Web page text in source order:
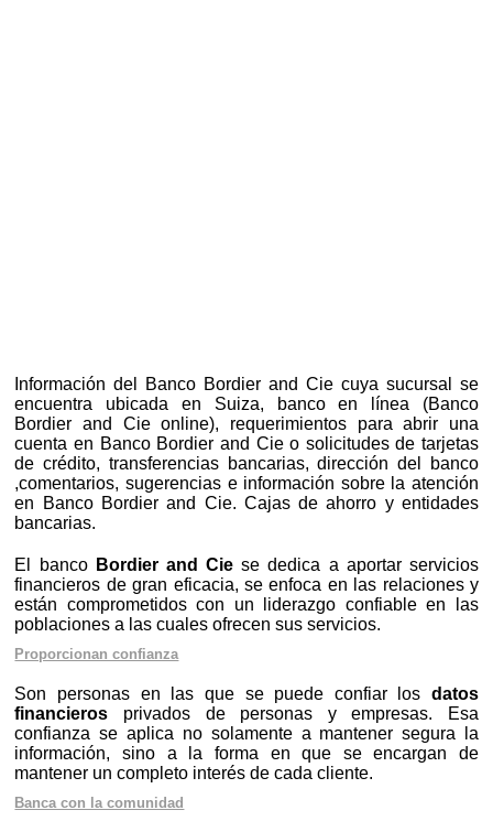
Información del Banco Bordier and Cie cuya sucursal se
encuentra ubicada en Suiza, banco en línea (Banco
Bordier and Cie online), requerimientos para abrir una
cuenta en Banco Bordier and Cie o solicitudes de tarjetas
de crédito, transferencias bancarias, dirección del banco
,comentarios, sugerencias e información sobre la atención
en Banco Bordier and Cie. Cajas de ahorro y entidades
bancarias.
El banco Bordier and Cie se dedica a aportar servicios
financieros de gran eficacia, se enfoca en las relaciones y
están comprometidos con un liderazgo confiable en las
poblaciones a las cuales ofrecen sus servicios.
Proporcionan confianza
Son personas en las que se puede confiar los datos
financieros privados de personas y empresas. Esa
confianza se aplica no solamente a mantener segura la
información, sino a la forma en que se encargan de
mantener un completo interés de cada cliente.
Banca con la comunidad